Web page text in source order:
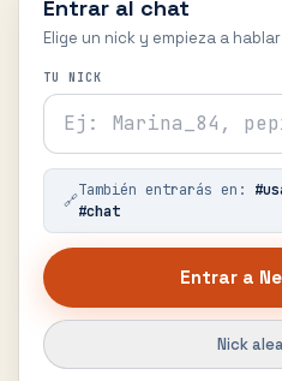
Entrar al chat
Elige un nick y empieza a hablar
TU NICK
🔗
También entrarás en: #
#chat
Entrar a
Nick